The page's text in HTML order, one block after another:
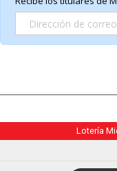
Lotería